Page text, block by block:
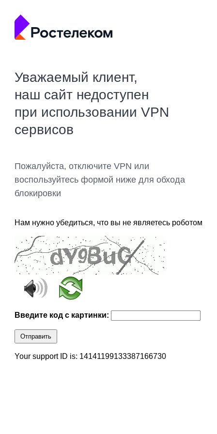
Уважаемый клиент,
наш сайт недоступен
при использовании VPN
сервисов
Пожалуйста, отключите VPN или
воспользуйтесь формой ниже для обхода
блокировки
Нам нужно убедиться, что вы не являетесь роботом
Введите код с картинки:
Отправить
Your support ID is: 14141199133387166730